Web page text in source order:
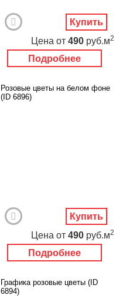
Подробнее
Цена от 490 руб.м2
Купить
Розовые цветы на белом фоне
(ID 6896)
Подробнее
Цена от 490 руб.м2
Купить
Графика розовые цветы (ID
6894)